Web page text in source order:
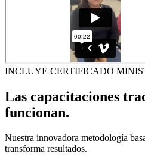
INCLUYE CERTIFICADO
Las capacitaciones
funcionan.
Nuestra innovadora metodología
transforma resultados.